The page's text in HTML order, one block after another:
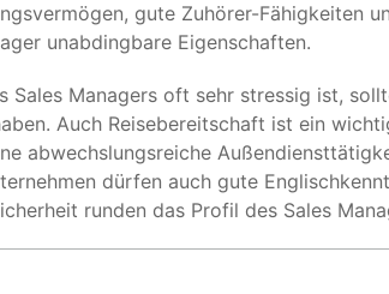
gute Zuhörer-Fähigkeiten
unabdingbare Eigenschaften.
Sales Managers oft sehr stressig ist,
Auch Reisebereitschaft ist ein
abwechslungsreiche
dürfen auch gute
runden das Profil des Sales